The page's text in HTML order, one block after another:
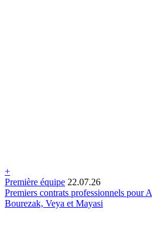
+
Première équipe 22.07.26
Premiers contrats professionnels pour
Bourezak, Veya et Mayasi